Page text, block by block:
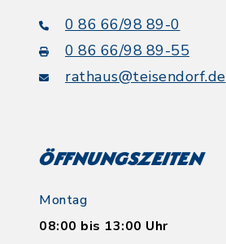
0 86 66/98 89-0
0 86 66/98 89-55
rathaus@teisendorf.de
Öffnungszeiten
Montag
08:00 bis 13:00 Uhr